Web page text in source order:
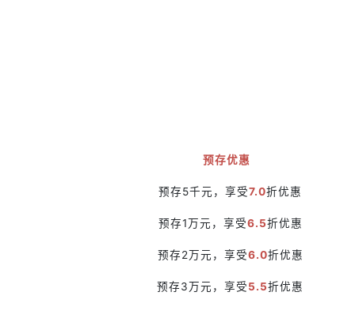
预存优惠
预存5千元，享受7.0折优惠
预存1万元，享受6.5折优惠
预存2万元，享受6.0折优惠
预存3万元，享受5.5折优惠